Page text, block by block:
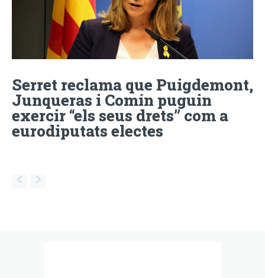
Serret reclama que Puigdemont,
Junqueras i Comín puguin
exercir “els seus drets” com a
eurodiputats electes